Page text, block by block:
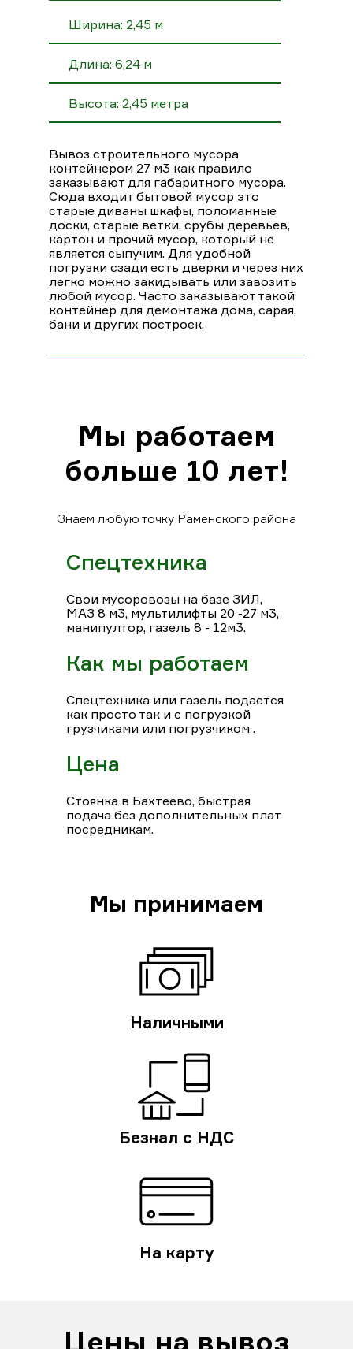
Ширина: 2,45 м
Длина: 6,24 м
Высота: 2,45 метра
Вывоз строительного мусора
контейнером 27 м3 как правило
заказывают для габаритного мусора.
Сюда входит бытовой мусор это
старые диваны шкафы, поломанные
доски, старые ветки, срубы деревьев,
картон и прочий мусор, который не
является сыпучим. Для удобной
погрузки сзади есть дверки и через них
легко можно закидывать или завозить
любой мусор. Часто заказывают такой
контейнер для демонтажа дома, сарая,
бани и других построек.
Мы работаем
больше 10 лет!
Знаем любую точку Раменского района
Спецтехника
Свои мусоровозы на базе ЗИЛ,
МАЗ 8 м3, мультилифты 20 -27 м3,
манипултор, газель 8 - 12м3.
Как мы работаем
Спецтехника или газель подается
как просто так и с погрузкой
грузчиками или погрузчиком .
Цена
Стоянка в Бахтеево, быстрая
подача без дополнительных плат
посредникам.
Мы принимаем
Наличными
Безнал с НДС
На карту
Цены на вывоз